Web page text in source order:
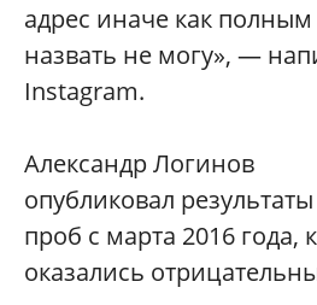
адрес иначе как
назвать не могу», —
Instagram.
Александр Логинов
опубликовал
проб с марта 2016 года,
оказались